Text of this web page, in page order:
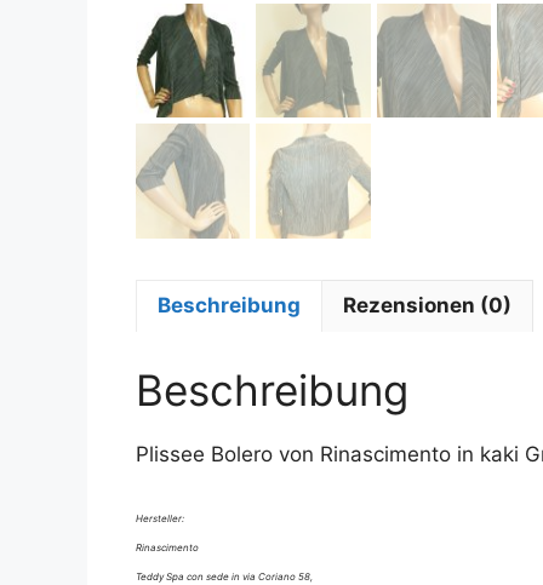
Beschreibung Rezensionen (0)
Beschreibung
Plissee Bolero von Rinascimento in kaki
Hersteller:
Rinascimento
Teddy Spa con sede in via Coriano 58,